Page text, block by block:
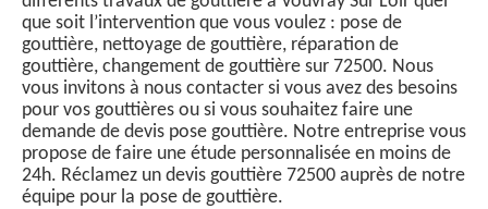
que soit l’intervention que vous voulez : pose de
gouttière, nettoyage de gouttière, réparation de
gouttière, changement de gouttière sur 72500. Nous
vous invitons à nous contacter si vous avez des besoins
pour vos gouttières ou si vous souhaitez faire une
demande de devis pose gouttière. Notre entreprise vous
propose de faire une étude personnalisée en moins de
24h. Réclamez un devis gouttière 72500 auprès de notre
équipe pour la pose de gouttière.